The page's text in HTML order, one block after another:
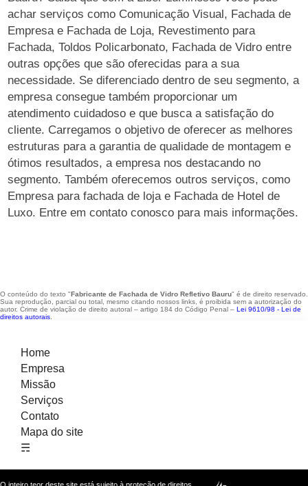
achar serviços como Comunicação Visual, Fachada de
Empresa e Fachada de Loja, Revestimento para
Fachada, Toldos Policarbonato, Fachada de Vidro entre
outras opções que são oferecidas para a sua
necessidade. Se diferenciado dentro de seu segmento, a
empresa consegue também proporcionar um
atendimento cuidadoso e que busca a satisfação do
cliente. Carregamos o objetivo de oferecer as melhores
estruturas para a garantia de qualidade de montagem e
ótimos resultados, a empresa nos destacando no
segmento. Também oferecemos outros serviços, como
Empresa para fachada de loja e Fachada de Hotel de
Luxo. Entre em contato conosco para mais informações.
O conteúdo do texto "Fabricante de Fachada de Vidro Refletivo Bauru" é de direito reservado.
Sua reprodução, parcial ou total, mesmo citando nossos links, é proibida sem a autorização do
autor. Crime de violação de direito autoral – artigo 184 do Código Penal – Lei 9610/98 - Lei de
direitos autorais
Home
Empresa
Missão
Serviços
Contato
Mapa do site
☴
O inteiro teor deste site está sujeito à proteção de direitos